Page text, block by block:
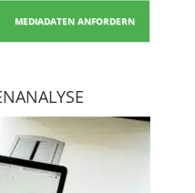
MEDIADATEN ANFORDERN